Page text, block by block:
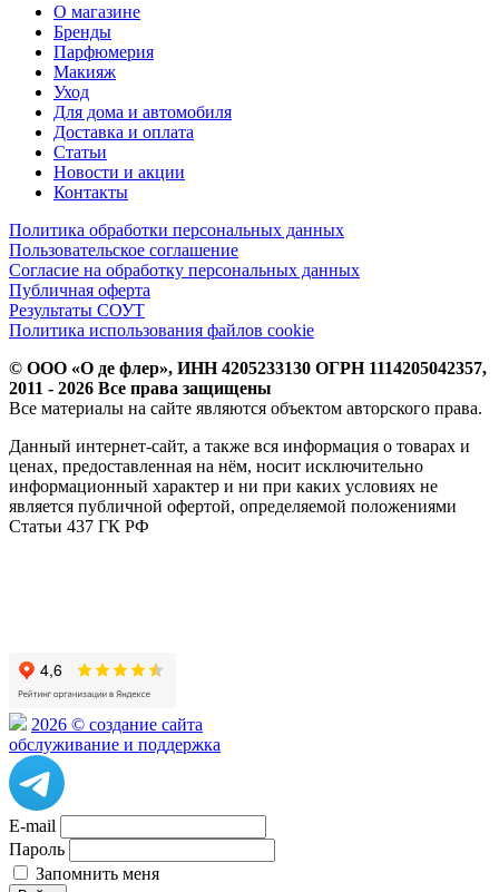
О магазине
Бренды
Парфюмерия
Макияж
Уход
Для дома и автомобиля
Доставка и оплата
Статьи
Новости и акции
Контакты
Политика обработки персональных данных
Пользовательское соглашение
Согласие на обработку персональных данных
Публичная оферта
Результаты СОУТ
Политика использования файлов cookie
© ООО «О де флер», ИНН 4205233130 ОГРН 1114205042357,
2011 - 2026 Все права защищены
Все материалы на сайте являются объектом авторского права.
Данный интернет-сайт, а также вся информация о товарах и
ценах, предоставленная на нём, носит исключительно
информационный характер и ни при каких условиях не
является публичной офертой, определяемой положениями
Статьи 437 ГК РФ
2026 © создание сайта
обслуживание и поддержка
E-mail
Пароль
Запомнить меня